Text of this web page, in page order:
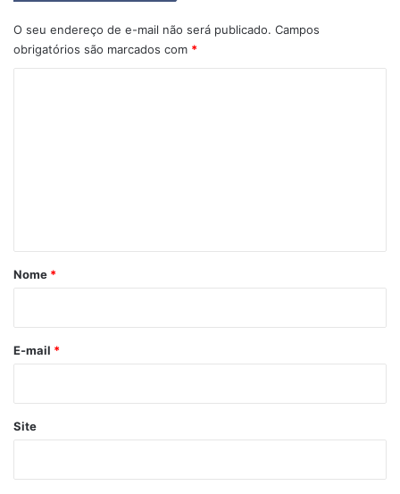
O seu endereço de e-mail não será publicado. Campos
obrigatórios são marcados com *
r
*
Nome *
E-mail *
Site